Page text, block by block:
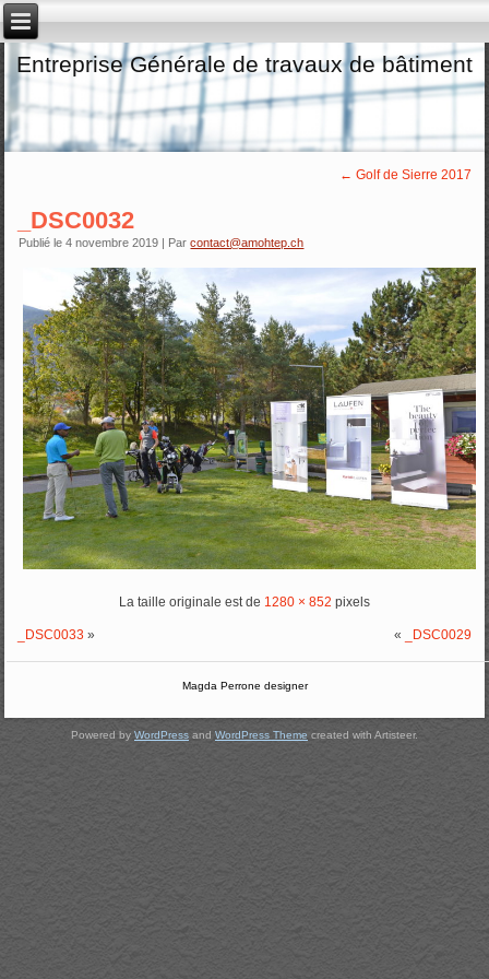
Entreprise Générale de travaux de bâtiment
← Golf de Sierre 2017
_DSC0032
Publié le 4 novembre 2019 | Par contact@amohtep.ch
La taille originale est de 1280 × 852 pixels
_DSC0033 » « _DSC0029
Magda Perrone designer
Powered by WordPress and WordPress Theme created with Artisteer.